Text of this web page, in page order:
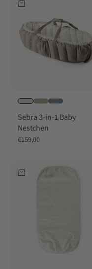
In den Warenkorb
Sebra 3-in-1 Baby
Nestchen
Angebot
€159,00
In den Warenkorb